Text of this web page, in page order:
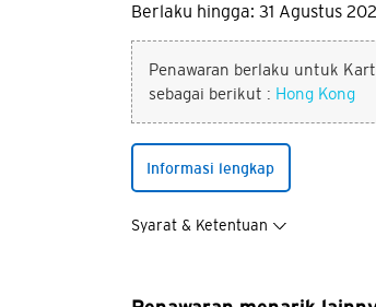
Berlaku hingga: 31 Agustus
Penawaran berlaku untuk
sebagai berikut : Hong Kong
Informasi lengkap
Syarat & Ketentuan